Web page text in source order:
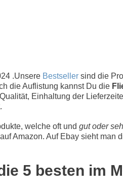
.Unsere Bestseller sind die
die Auflistung kannst Du die
Einhaltung der
welche oft und gut oder
Amazon. Auf Ebay sieht man
5 besten im